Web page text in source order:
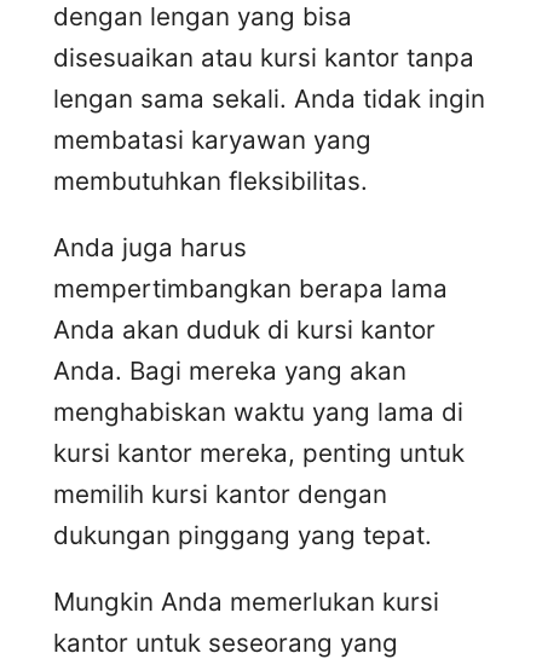
dengan lengan yang bisa
disesuaikan atau kursi kantor tanpa
lengan sama sekali. Anda tidak ingin
membatasi karyawan yang
membutuhkan fleksibilitas.
Anda juga harus
mempertimbangkan berapa lama
Anda akan duduk di kursi kantor
Anda. Bagi mereka yang akan
menghabiskan waktu yang lama di
kursi kantor mereka, penting untuk
memilih kursi kantor dengan
dukungan pinggang yang tepat.
Mungkin Anda memerlukan kursi
kantor untuk seseorang yang